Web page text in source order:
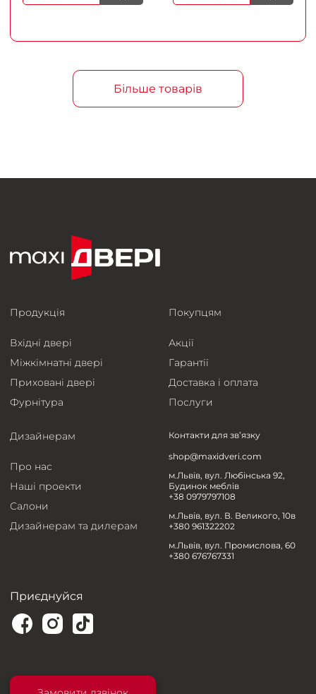
Більше товарів
Продукція
Вхідні двері
Міжкімнатні двері
Приховані двері
Фурнітура
Покупцям
Акції
Гарантії
Доставка і оплата
Послуги
Дизайнерам
Про нас
Наші проекти
Салони
Дизайнерам та дилерам
Контакти для зв’язку
shop@maxidveri.com
м.Львів, вул. Любінська 92,
Будинок меблів
+38 0979797108
м.Львів, вул. В. Великого, 10в
+380 961322202
м.Львів, вул. Промислова, 60
+380 676767331
Приєднуйся